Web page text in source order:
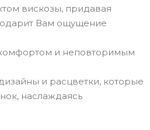
вискозы, придавая
Вам ощущение
и неповторимым
и расцветки, которые
наслаждаясь